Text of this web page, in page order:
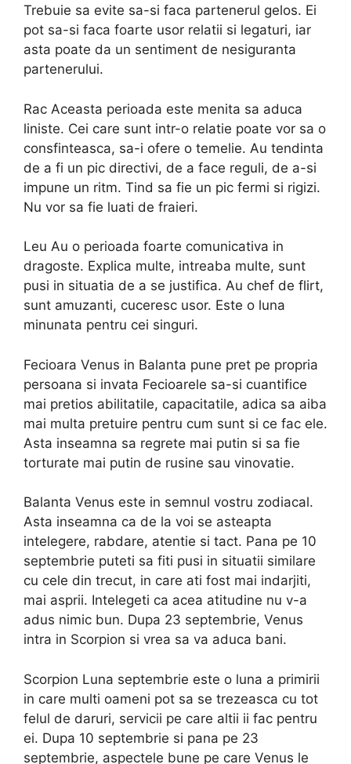
Trebuie sa evite sa-si faca partenerul gelos. Ei
pot sa-si faca foarte usor relatii si legaturi, iar
asta poate da un sentiment de nesiguranta
partenerului.
Rac Aceasta perioada este menita sa aduca
liniste. Cei care sunt intr-o relatie poate vor sa o
consfinteasca, sa-i ofere o temelie. Au tendinta
de a fi un pic directivi, de a face reguli, de a-si
impune un ritm. Tind sa fie un pic fermi si rigizi.
Nu vor sa fie luati de fraieri.
Leu Au o perioada foarte comunicativa in
dragoste. Explica multe, intreaba multe, sunt
pusi in situatia de a se justifica. Au chef de flirt,
sunt amuzanti, cuceresc usor. Este o luna
minunata pentru cei singuri.
Fecioara Venus in Balanta pune pret pe propria
persoana si invata Fecioarele sa-si cuantifice
mai pretios abilitatile, capacitatile, adica sa aiba
mai multa pretuire pentru cum sunt si ce fac ele.
Asta inseamna sa regrete mai putin si sa fie
torturate mai putin de rusine sau vinovatie.
Balanta Venus este in semnul vostru zodiacal.
Asta inseamna ca de la voi se asteapta
intelegere, rabdare, atentie si tact. Pana pe 10
septembrie puteti sa fiti pusi in situatii similare
cu cele din trecut, in care ati fost mai indarjiti,
mai asprii. Intelegeti ca acea atitudine nu v-a
adus nimic bun. Dupa 23 septembrie, Venus
intra in Scorpion si vrea sa va aduca bani.
Scorpion Luna septembrie este o luna a primirii
in care multi oameni pot sa se trezeasca cu tot
felul de daruri, servicii pe care altii ii fac pentru
ei. Dupa 10 septembrie si pana pe 23
septembrie, aspectele bune pe care Venus le